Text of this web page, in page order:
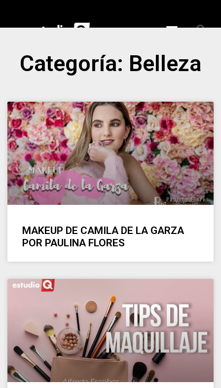
Categoría: Belleza
MAKEUP DE CAMILA DE LA GARZA
POR PAULINA FLORES